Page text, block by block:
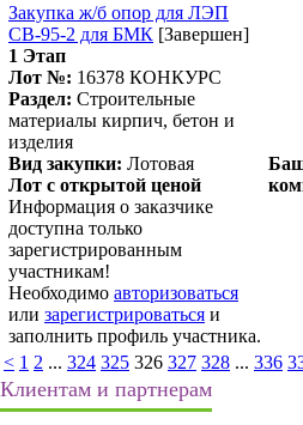
< 1 2 ... 324 325 326 327 328 ... 336
Закупка ж/б опор для ЛЭП
СВ-95-2 для БМК [Завершен]
1 Этап
Лот №: 16378 КОНКУРС
Раздел: Строительные
материалы кирпич, бетон и
изделия
Вид закупки: Лотовая
Лот с открытой ценой
Информация о заказчике
доступна только
зарегистрированным
участникам!
Необходимо авторизоваться
или зарегистрироваться и
заполнить профиль участника.
Клиентам и партнерам